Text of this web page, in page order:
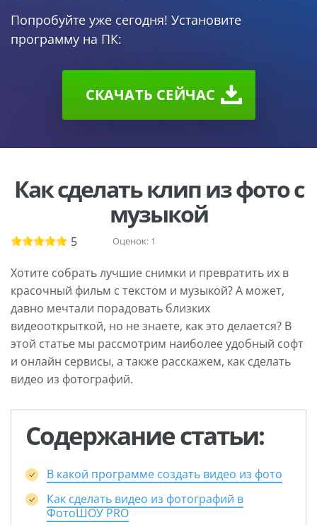
Попробуйте уже сегодня! Установите
программу на ПК:
СКАЧАТЬ СЕЙЧАС
Как сделать клип из фото с
музыкой
5 Оценок: 1
Хотите собрать лучшие снимки и превратить их в
красочный фильм с текстом и музыкой? А может,
давно мечтали порадовать близких
видеооткрыткой, но не знаете, как это делается? В
этой статье мы рассмотрим наиболее удобный софт
и онлайн сервисы, а также расскажем, как сделать
видео из фотографий.
Содержание статьи:
В какой программе создать видео из фото
Как сделать видео из фотографий в
ФотоШОУ PRO